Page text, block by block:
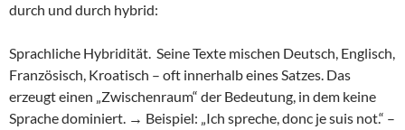
durch und durch hybrid:
Sprachliche Hybridität. Seine Texte mischen Deutsch, Englisch,
Französisch, Kroatisch – oft innerhalb eines Satzes. Das
erzeugt einen „Zwischenraum“ der Bedeutung, in dem keine
Sprache dominiert. → Beispiel: „Ich spreche, donc je suis not.“ –